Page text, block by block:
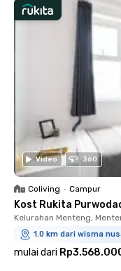
Video 360
Coliving • Campur
Kost Rukita
Kelurahan Menteng,
1.0 km dari wisma
mulai dari